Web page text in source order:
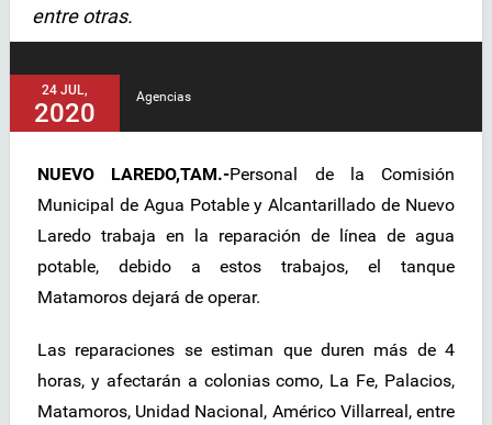
entre otras.
24 JUL,
2020
Agencias
NUEVO LAREDO,TAM.-Personal de la Comisión
Municipal de Agua Potable y Alcantarillado de Nuevo
Laredo trabaja en la reparación de línea de agua
potable, debido a estos trabajos, el tanque
Matamoros dejará de operar.
Las reparaciones se estiman que duren más de 4
horas, y afectarán a colonias como, La Fe, Palacios,
Matamoros, Unidad Nacional, Américo Villarreal, entre